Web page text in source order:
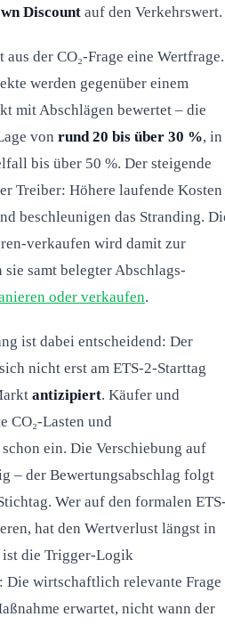
Discount auf den Verkehrswert.
der CO₂-Frage eine Wertfrage.
werden gegenüber einem
mit Abschlägen bewertet – die
von rund 20 bis über 30 %, in
bis über 50 %. Der steigende
Treiber: Höhere laufende Kosten
beschleunigen das Stranding.
verkaufen wird damit zur
samt belegter Abschlags-
oder verkaufen.
ist dabei entscheidend: Der
nicht erst am ETS-2-Starttag
antizipiert. Käufer und
CO₂-Lasten und
ein. Die Verschiebung auf
– der Bewertungsabschlag folgt
Wer auf den formalen
hat den Wertverlust längst in
ist die Trigger-Logik
Die wirtschaftlich relevante Frage
erwartet, nicht wann der